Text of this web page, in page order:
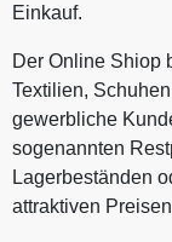
Einkauf.
Der Online Shiop
Textilien,
gewerbliche
sogenannten
Lagerbeständen
attraktiven